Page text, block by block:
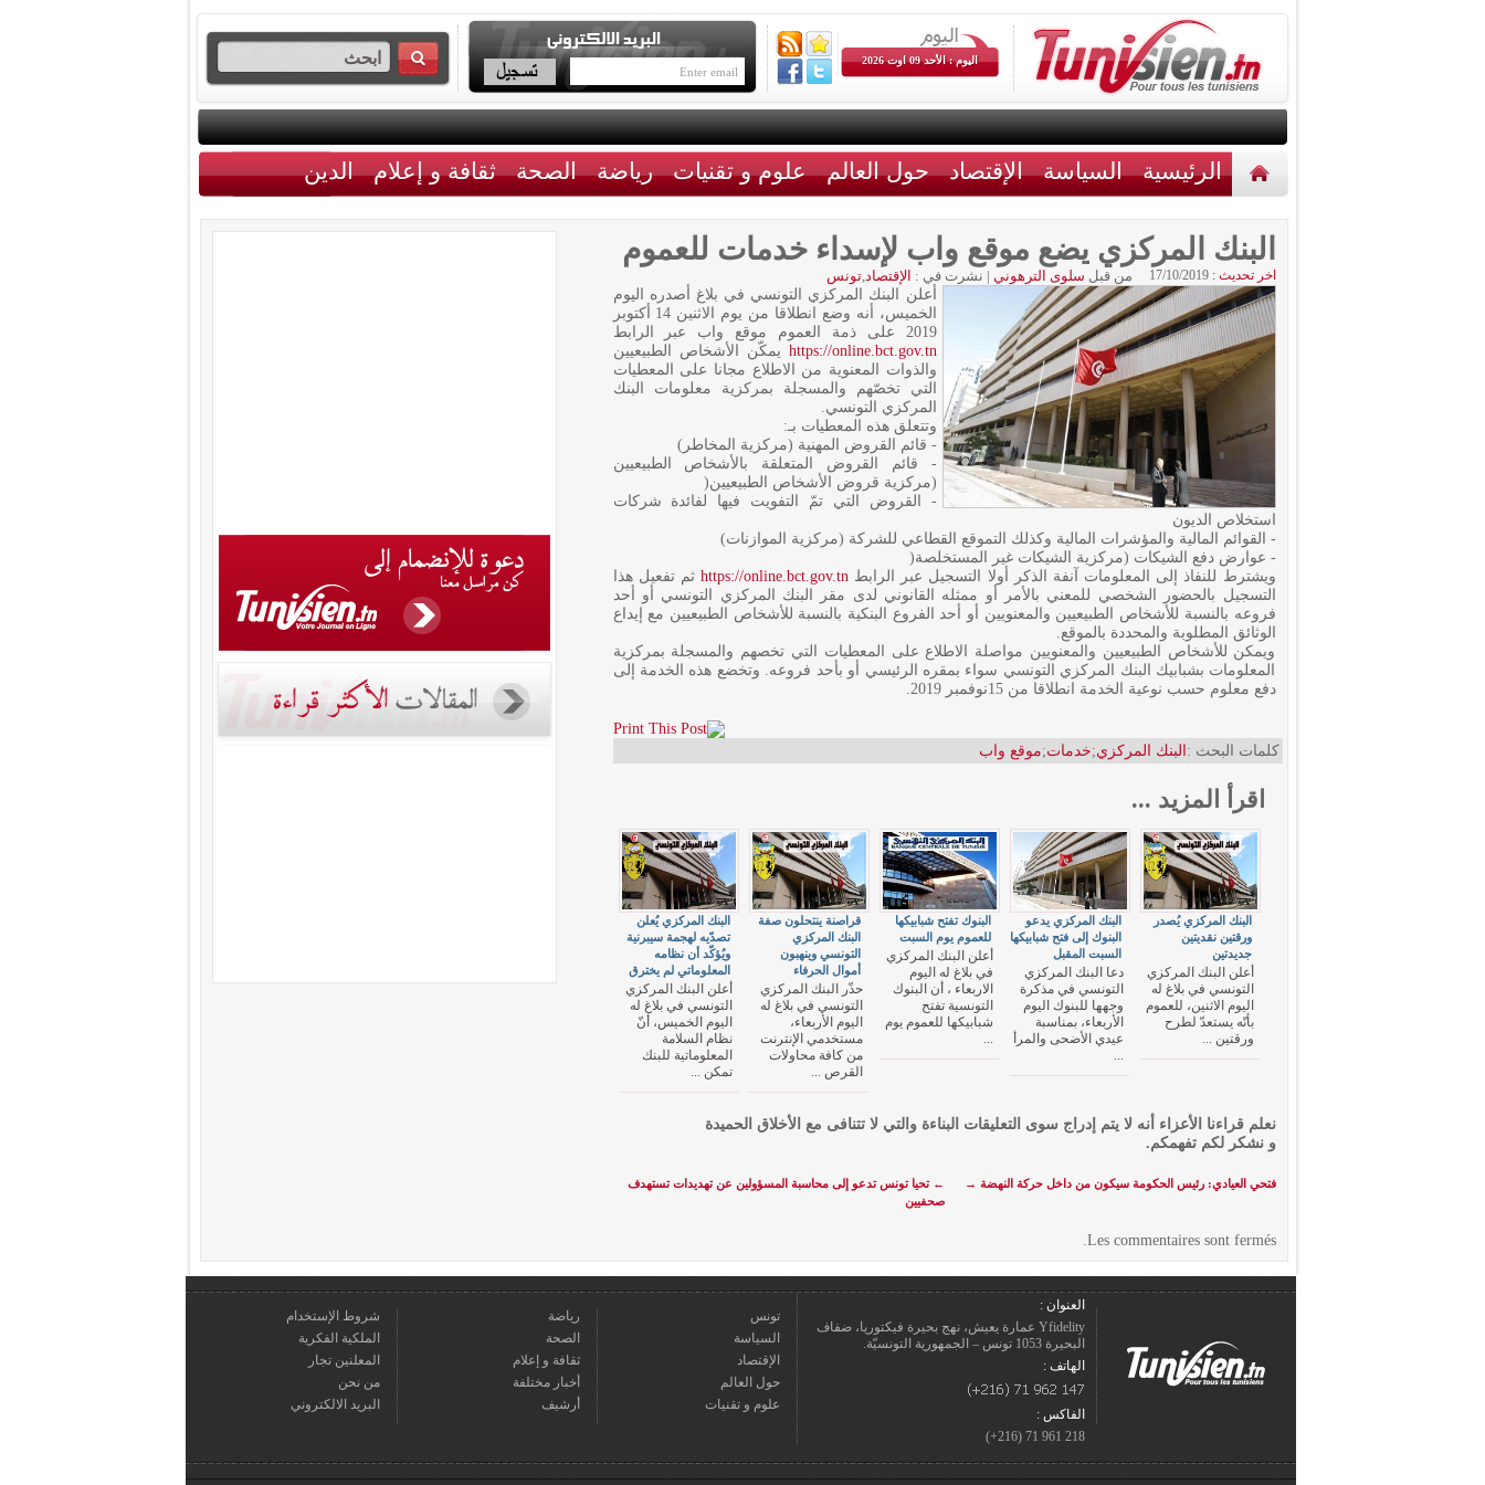
اليوم : الأحد 09 اوت 2026
الرئيسية السياسة الإقتصاد حول العالم علوم و تقنيات رياضة الصحة ثقافة و إعلام الدين
البنك المركزي يضع موقع واب لإسداء خدمات للعموم
اخر تحديث : 17/10/2019 من قبل سلوى الترهوني | نشرت في : الإقتصاد,تونس
أعلن البنك المركزي التونسي في بلاغ أصدره اليوم
الخميس، أنه وضع انطلاقا من يوم الاثنين 14 أكتوبر
2019 على ذمة العموم موقع واب عبر الرابط
https://online.bct.gov.tn يمكّن الأشخاص الطبيعيين
والذوات المعنوية من الاطلاع مجانا على المعطيات
التي تخصّهم والمسجلة بمركزية معلومات البنك
المركزي التونسي.
وتتعلق هذه المعطيات بـ:
- قائم القروض المهنية (مركزية المخاطر)
- قائم القروض المتعلقة بالأشخاص الطبيعيين
(مركزية قروض الأشخاص الطبيعيين(
- القروض التي تمّ التفويت فيها لفائدة شركات
استخلاص الديون
- القوائم المالية والمؤشرات المالية وكذلك التموقع القطاعي للشركة (مركزية الموازنات)
- عوارض دفع الشيكات (مركزية الشيكات غير المستخلصة(
ويشترط للنفاذ إلى المعلومات آنفة الذكر أولا التسجيل عبر الرابطhttps://online.bct.gov.tn ثم تفعيل هذا
التسجيل بالحضور الشخصي للمعني بالأمر أو ممثله القانوني لدى مقر البنك المركزي التونسي أو أحد
فروعه بالنسبة للأشخاص الطبيعيين والمعنويين أو أحد الفروع البنكية بالنسبة للأشخاص الطبيعيين مع إيداع
الوثائق المطلوبة والمحددة بالموقع.
ويمكن للأشخاص الطبيعيين والمعنويين مواصلة الاطلاع على المعطيات التي تخصهم والمسجلة بمركزية
المعلومات بشبابيك البنك المركزي التونسي سواء بمقره الرئيسي أو بأحد فروعه. وتخضع هذه الخدمة إلى
دفع معلوم حسب نوعية الخدمة انطلاقا من 15نوفمبر 2019.
كلمات البحث : البنك المركزي;خدمات;موقع واب
اقرأ المزيد ...
البنك المركزي يُعلن
تصدّيه لهجمة سيبرنية
ويُؤكّد أن نظامه
المعلوماتي لم يخترق
أعلن البنك المركزي
التونسي في بلاغ له
اليوم الخميس، أنّ
نظام السلامة
المعلوماتية للبنك
تمكن ...
قراصنة ينتحلون صفة
البنك المركزي
التونسي وينهبون
أموال الحرفاء
حذّر البنك المركزي
التونسي في بلاغ له
اليوم الأربعاء،
مستخدمي الإنترنت
من كافة محاولات
القرص ...
البنوك تفتح شبابيكها
للعموم يوم السبت
أعلن البنك المركزي
في بلاغ له اليوم
الاربعاء ، أن البنوك
التونسية تفتح
شبابيكها للعموم يوم
...
البنك المركزي يدعو
البنوك إلى فتح شبابيكها
السبت المقبل
دعا البنك المركزي
التونسي في مذكرة
وجهها للبنوك اليوم
الأربعاء، بمناسبة
عيدي الأضحى والمرأ
...
البنك المركزي يُصدر
ورقتين نقديتين
جديدتين
أعلن البنك المركزي
التونسي في بلاغ له
اليوم الاثنين، للعموم
بأنّه يستعدّ لطرح
ورقتين ...
نعلم قراءنا الأعزاء أنه لا يتم إدراج سوى التعليقات البناءة والتي لا تتنافى مع الأخلاق الحميدة
و نشكر لكم تفهمكم.
← تحيا تونس تدعو إلى محاسبة المسؤولين عن تهديدات تستهدف
صحفيين
فتحي العيادي: رئيس الحكومة سيكون من داخل حركة النهضة →
Les commentaires sont fermés.
العنوان :
Yfidelity عمارة يعيش، نهج بحيرة فيكتوريا، ضفاف
البحيرة 1053 تونس – الجمهورية التونسيّة.
الهاتف :
الفاكس :
218 961 71 (216+)
تونس
السياسة
الإقتصاد
حول العالم
علوم و تقنيات
رياضة
الصحة
ثقافة و إعلام
أخبار مختلفة
أرشيف
شروط الإستخدام
الملكية الفكرية
المعلنين تجار
من نحن
البريد الالكتروني